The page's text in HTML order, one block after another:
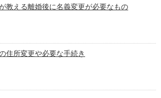
教える離婚後に名義変更が必要なもの
住所変更や必要な手続き